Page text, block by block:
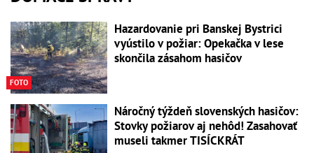
FOTO
Hazardovanie pri Banskej Bystrici
vyústilo v požiar: Opekačka v lese
skončila zásahom hasičov
Náročný týždeň slovenských hasičov:
Stovky požiarov aj nehôd! Zasahovať
museli takmer TISÍCKRÁT